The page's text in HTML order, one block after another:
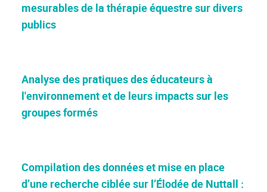
mesurables de la thérapie équestre sur divers
publics
Analyse des pratiques des éducateurs à
l'environnement et de leurs impacts sur les
groupes formés
Compilation des données et mise en place
d’une recherche ciblée sur l’Élodée de Nuttall :